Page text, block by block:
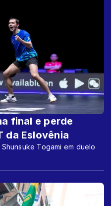
final e perde
da Eslovênia
Togami em duelo